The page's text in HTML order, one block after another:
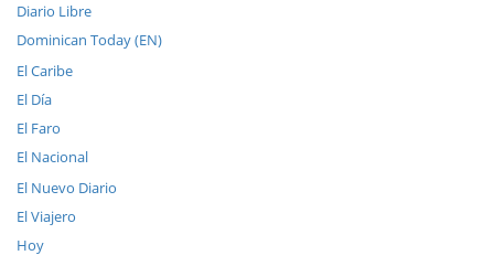
Diario Libre
Dominican Today (EN)
El Caribe
El Día
El Faro
El Nacional
El Nuevo Diario
El Viajero
Hoy